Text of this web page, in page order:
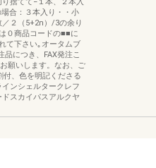
合：３本入り・・小
２（5+2n）/3の余り
０商品コードの■■に
て下さい｡オータムブ
につき、FAX発注こ
願いします。なお、ご
付、色を明記くださる
ンシェルタークレフ
スカイパスアルクヤ